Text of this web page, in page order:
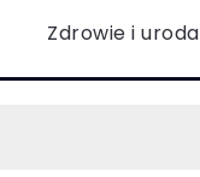
Zdrowie i uroda